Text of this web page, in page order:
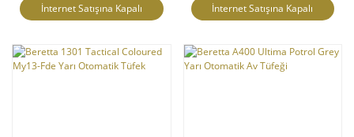
İnternet Satışına Kapalı
İnternet Satışına Kapalı